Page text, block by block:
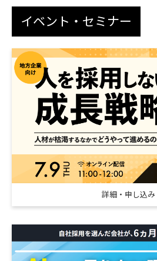
イベント・セミナー
詳細・申し込み